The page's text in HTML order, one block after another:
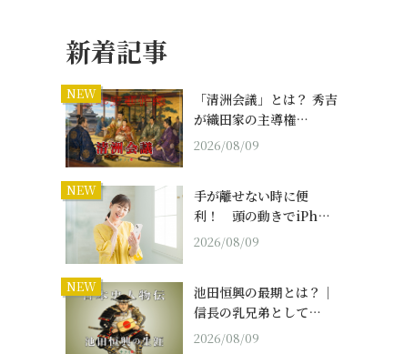
新着記事
NEW
「清洲会議」とは？ 秀吉
が織田家の主導権…
2026/08/09
NEW
手が離せない時に便
利！ 頭の動きでiPh…
2026/08/09
NEW
池田恒興の最期とは？｜
信長の乳兄弟として…
2026/08/09